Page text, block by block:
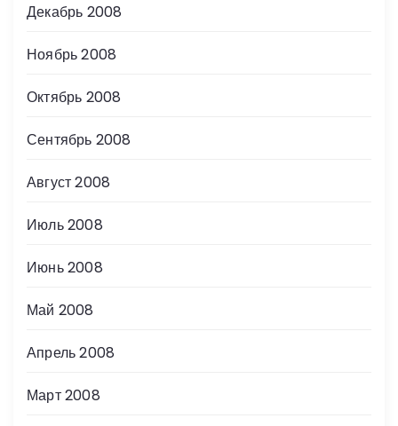
Декабрь 2008
Ноябрь 2008
Октябрь 2008
Сентябрь 2008
Август 2008
Июль 2008
Июнь 2008
Май 2008
Апрель 2008
Март 2008